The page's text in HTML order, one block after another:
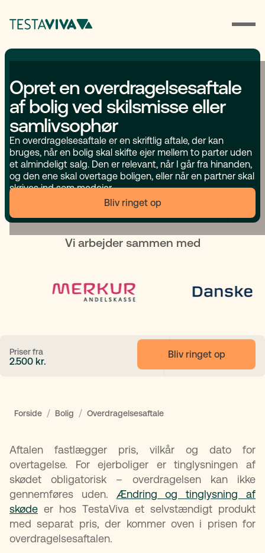
Opret en overdragelsesaftale
af bolig ved skilsmisse eller
samlivsophør
En overdragelsesaftale er en skriftlig aftale, der kan
bruges, når en bolig skal skifte ejer mellem to parter uden
et almindeligt salg. Den er relevant, når I går fra hinanden,
og den ene skal overtage boligen, eller når en partner skal
skrives ind som medejer.
Bliv ringet op
Vi arbejder sammen med
Priser fra
2.500 kr.
Bliv ringet op
Forside / Bolig / Overdragelsesaftale
Aftalen fastlægger pris, vilkår og dato for
overtagelse. For ejerboliger er tinglysningen af
skødet obligatorisk – overdragelsen kan ikke
gennemføres uden. Ændring og tinglysning af
skøde er hos TestaViva et selvstændigt produkt
med separat pris, der kommer oven i prisen for
overdragelsesaftalen.